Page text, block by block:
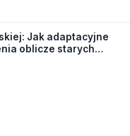
Jak adaptacyjne
oblicze starych